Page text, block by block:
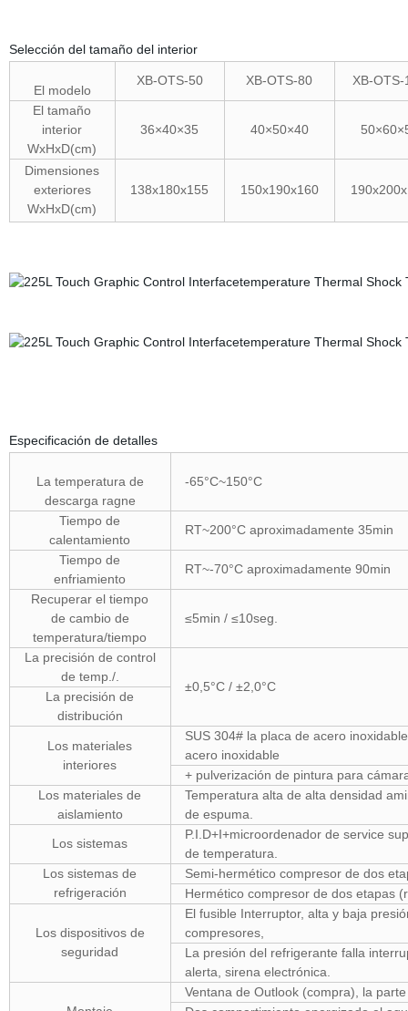
Selección del tamaño del interior
El modelo
XB-OTS-50 XB-OTS-80 XB-OTS-
El tamaño
interior
WxHxD(cm)
36×40×35 40×50×40
Dimensiones
exteriores
WxHxD(cm)
138x180x155 150x190x160
Especificación de detalles
La temperatura de
descarga ragne
-65°C~150°C
Tiempo de
calentamiento
RT~200°C aproximadamente 35min
Tiempo de
enfriamiento
RT~-70°C aproximadamente 90min
Recuperar el tiempo
de cambio de
temperatura/tiempo
≤5min / ≤10seg.
La precisión de control
de temp./.
±0,5°C / ±2,0°C
La precisión de
distribución
Los materiales
interiores
SUS 304# la placa de acero
acero inoxidable
+ pulverización de pintura para
Los materiales de
aislamiento
Temperatura alta de alta densidad
de espuma.
Los sistemas
P.I.D+I+microordenador de service
de temperatura.
Los sistemas de
refrigeración
Semi-hermético compresor de dos
Hermético compresor de dos etapas
Los dispositivos de
seguridad
El fusible Interruptor, alta y baja
compresores,
La presión del refrigerante falla
alerta, sirena electrónica.
Ventana de Outlook (compra), la